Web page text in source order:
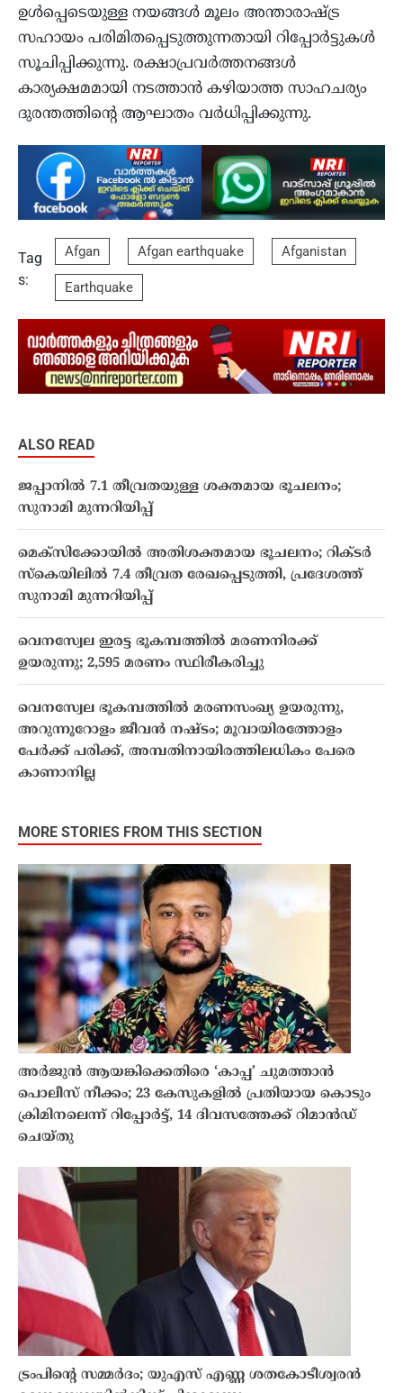
ഉൾപ്പെടെയുള്ള നയങ്ങൾ മൂലം അന്താരാഷ്ട്ര
സഹായം പരിമിതപ്പെടുത്തുന്നതായി റിപ്പോർട്ടുകൾ
സൂചിപ്പിക്കുന്നു. രക്ഷാപ്രവർത്തനങ്ങൾ
കാര്യക്ഷമമായി നടത്താൻ കഴിയാത്ത സാഹചര്യം
ദുരന്തത്തിന്റെ ആഘാതം വർധിപ്പിക്കുന്നു.
Tag
s:
Afgan Afgan earthquake Afganistan
Earthquake
ALSO READ
ജപ്പാനിൽ 7.1 തീവ്രതയുള്ള ശക്തമായ ഭൂചലനം;
സുനാമി മുന്നറിയിപ്പ്
മെക്സിക്കോയിൽ അതിശക്തമായ ഭൂചലനം; റിക്ട‌ർ
സ്കെയിലിൽ 7.4 തീവ്രത രേഖപ്പെടുത്തി, പ്രദേശത്ത്
സുനാമി മുന്നറിയിപ്പ്
വെനസ്വേല ഇരട്ട ഭൂകമ്പത്തിൽ മരണനിരക്ക്
ഉയരുന്നു; 2,595 മരണം സ്ഥിരീകരിച്ചു
വെനസ്വേല ഭൂകമ്പത്തിൽ മരണസംഖ്യ ഉയരുന്നു,
അറുന്നൂറോളം ജീവൻ നഷ്ടം; മൂവായിരത്തോളം
പേർക്ക് പരിക്ക്, അമ്പതിനായിരത്തിലധികം പേരെ
കാണാനില്ല
MORE STORIES FROM THIS SECTION
അർജുൻ ആയങ്കിക്കെതിരെ ‘കാപ്പ’ ചുമത്താൻ
പൊലീസ് നീക്കം; 23 കേസുകളിൽ പ്രതിയായ കൊടും
ക്രിമിനലെന്ന് റിപ്പോർട്ട്, 14 ദിവസത്തേക്ക് റിമാൻഡ്
ചെയ്തു
ട്രംപിന്റെ സമ്മർദം; യുഎസ് എണ്ണ ശതകോടീശ്വരൻ